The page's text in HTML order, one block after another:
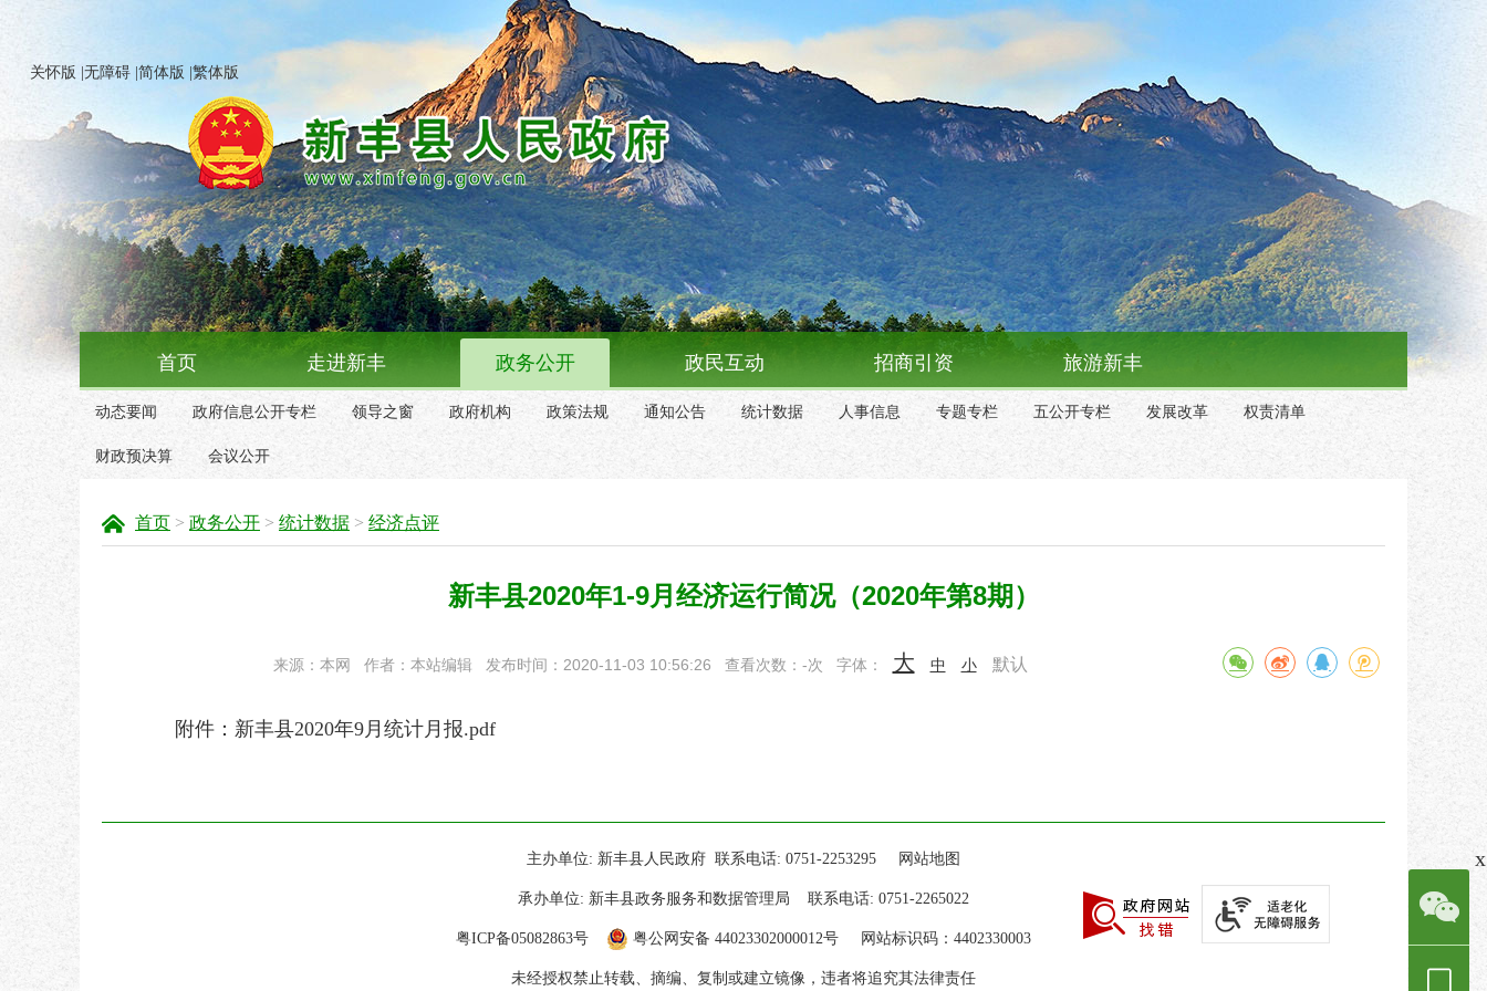
关怀版 无障碍 简体版 繁体版
首页 走进新丰 政务公开 政民互动 招商引资 旅游新丰
动态要闻 政府信息公开专栏 领导之窗 政府机构 政策法规 通知公告 统计数据 人事信息 专题专栏 五公开专栏 发展改革 权责清单
财政预决算 会议公开
首页 > 政务公开 > 统计数据 > 经济点评
新丰县2020年1-9月经济运行简况（2020年第8期）
来源：本网 作者：本站编辑 发布时间：2020-11-03 10:56:26 查看次数： -次 字体： 大 中 小 默认
附件： 新丰县2020年9月统计月报.pdf
主办单位: 新丰县人民政府 联系电话: 0751-2253295 网站地图
承办单位: 新丰县政务服务和数据管理局 联系电话: 0751-2265022
粤ICP备05082863号 粤公网安备 44023302000012号 网站标识码：4402330003
未经授权禁止转载、摘编、复制或建立镜像，违者将追究其法律责任
x